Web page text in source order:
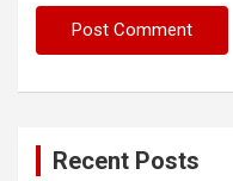
Recent Posts